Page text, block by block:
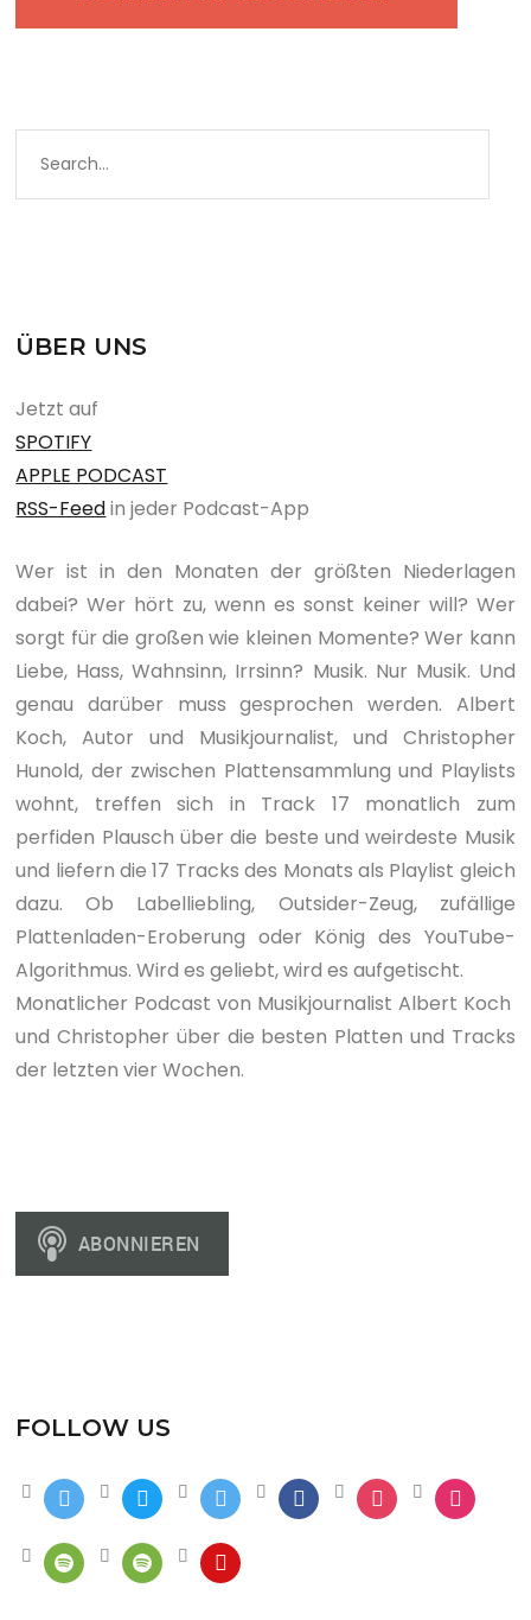
ÜBER UNS
Jetzt auf
SPOTIFY
APPLE PODCAST
RSS-Feedin jeder Podcast-App
Wer ist in den Monaten der größten Niederlagen
dabei? Wer hört zu, wenn es sonst keiner will? Wer
sorgt für die großen wie kleinen Momente? Wer kann
Liebe, Hass, Wahnsinn, Irrsinn? Musik. Nur Musik. Und
genau darüber muss gesprochen werden. Albert
Koch, Autor und Musikjournalist, und Christopher
Hunold, der zwischen Plattensammlung und Playlists
wohnt, treffen sich in Track 17 monatlich zum
perfiden Plausch über die beste und weirdeste Musik
und liefern die 17 Tracks des Monats als Playlist gleich
dazu. Ob Labelliebling, Outsider-Zeug, zufällige
Plattenladen-Eroberung oder König des YouTube-
Algorithmus. Wird es geliebt, wird es aufgetischt.
Monatlicher Podcast von Musikjournalist Albert Koch
und Christopher über die besten Platten und Tracks
der letzten vier Wochen.
FOLLOW US